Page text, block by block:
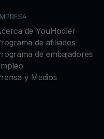
de YouHodler
de afiliados
de embajadores
y Medios